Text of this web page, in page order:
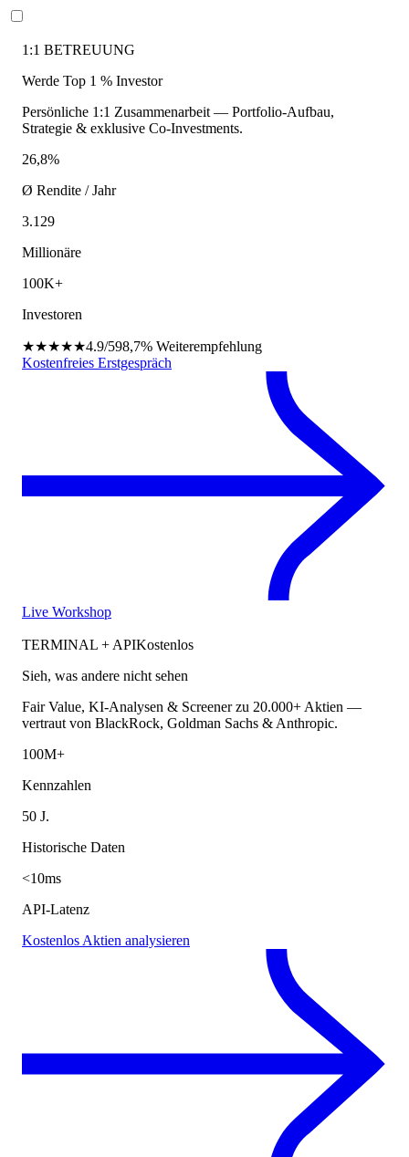
1:1 BETREUUNG
Werde Top 1 % Investor
Persönliche 1:1 Zusammenarbeit — Portfolio-Aufbau,
Strategie & exklusive Co-Investments.
26,8%
Ø Rendite / Jahr
3.129
Millionäre
100K+
Investoren
★★★★★4.9/598,7% Weiterempfehlung
Kostenfreies Erstgespräch
Live Workshop
TERMINAL + APIKostenlos
Sieh, was andere nicht sehen
Fair Value, KI-Analysen & Screener zu 20.000+ Aktien —
vertraut von BlackRock, Goldman Sachs & Anthropic.
100M+
Kennzahlen
50 J.
Historische Daten
<10ms
API-Latenz
Kostenlos Aktien analysieren